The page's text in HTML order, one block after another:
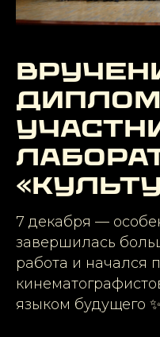
7 декабря —
завершилась
работа и начался
языком будущего ✨